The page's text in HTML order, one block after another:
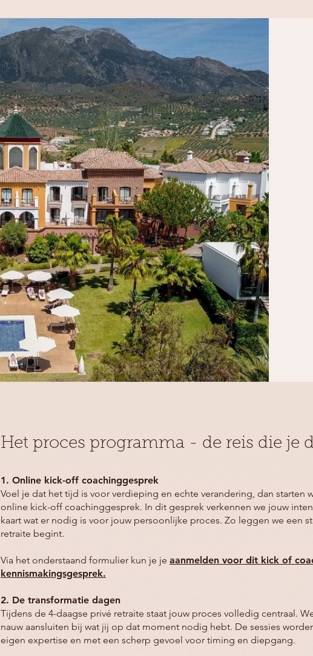
Het proces programma ​ - de reis die je
1. Online kick-off coachinggesprek
Voel je dat het tijd is voor verdieping en echte verandering, dan starten
online kick-off coachinggesprek. In dit gesprek verkennen we jouw
kaart wat er nodig is voor jouw persoonlijke proces. Zo leggen we een
retraite begint.
Via het onderstaand formulier kun je je aanmelden voor dit kick of
kennismakingsgesprek.
2. De transformatie dagen
Tijdens de 4-daagse privé retraite staat jouw proces volledig centraal.
nauw aansluiten bij wat jij op dat moment nodig hebt. De sessies
eigen expertise en met een scherp gevoel voor timing en diepgang.